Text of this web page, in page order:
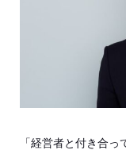
「経営者と付き合